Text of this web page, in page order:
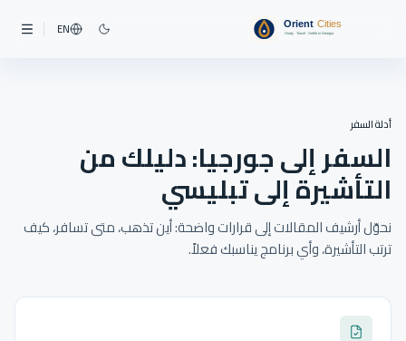
EN
أدلة السفر
السفر إلى جورجيا: دليلك من
التأشيرة إلى تبليسي
نحوّل أرشيف المقالات إلى قرارات واضحة: أين تذهب، متى تسافر، كيف
ترتب التأشيرة، وأي برنامج يناسبك فعلاً.